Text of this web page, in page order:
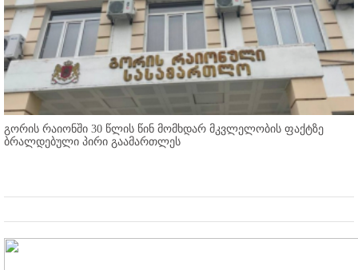
გორის რაიონში 30 წლის წინ მომხდარ მკვლელობის ფაქტზე
ბრალდებული პირი გაამართლეს